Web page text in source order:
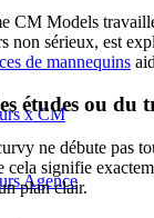
x CM
Agence
CM Models
non sérieux, est
de mannequins
études ou du
ne débute pas
signifie
plan clair.